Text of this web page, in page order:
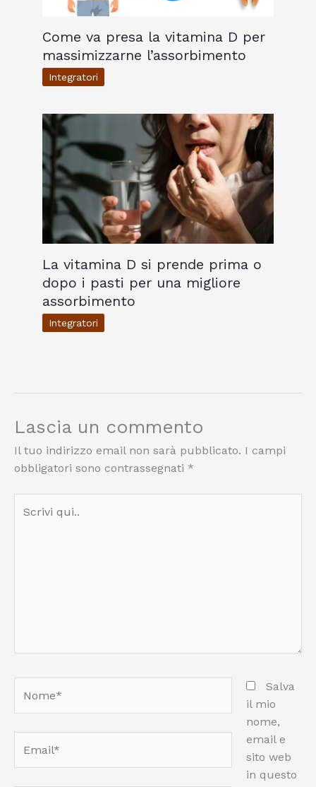
Come va presa la vitamina D per
massimizzarne l’assorbimento
Integratori
La vitamina D si prende prima o
dopo i pasti per una migliore
assorbimento
Integratori
Lascia un commento
Il tuo indirizzo email non sarà pubblicato. I campi
obbligatori sono contrassegnati *
qui..
Salva
il mio
nome,
email e
sito web
in questo